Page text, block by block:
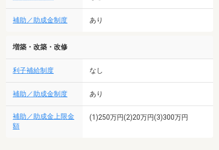
補助／助成金制度 あり
増築・改築・改修
利子補給制度 なし
補助／助成金制度 あり
補助／助成金上限金
額
(1)250万円(2)20万円(3)300万円